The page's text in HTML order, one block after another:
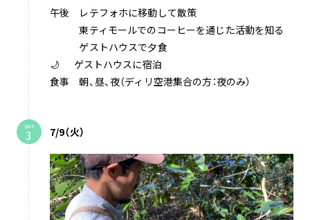
午後 レテフォホに移動して散策
東ティモールでのコーヒーを通じた活動を知る
ゲストハウスで夕食
🌙 ゲストハウスに宿泊
食事 朝、昼、夜（ディリ空港集合の方：夜のみ）
DAY 7/9（火）